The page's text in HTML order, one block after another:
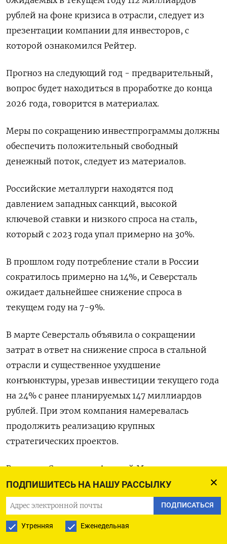
ПОДПИШИТЕСЬ НА НАШУ РАССЫЛКУ
ПОДПИСАТЬСЯ
Утренняя Еженедельная
рублей на ‌фоне кризиса в отрасли, следует из
презентации компании для инвесторов, с
которой ознакомился Рейтер.
Прогноз на следующий год - предварительный,
вопрос будет находиться в проработке до конца
2026 года, говорится в материалах.
Меры по ​сокращению инвестпрограммы должны
обеспечить положительный ​свободный
денежный поток, следует ​из материалов.
Российские ⁠металлурги находятся под
давлением западных санкций, высокой
ключевой ставки и ‌низкого спроса на сталь,
который с 2023 ‌года упал примерно на 30%.
В прошлом году потребление стали в России
сократилось примерно на 14%, ​и Северсталь
ожидает дальнейшее снижение спроса в
текущем году на 7-9%.
В марте ‌Северсталь объявила о сокращении
затрат в ответ на снижение спроса в стальной
отрасли ​и существенное ухудшение
конъюнктуры, урезав инвестиции текущего года
на 24% с ранее планируемых 147 ‌миллиардов
рублей. При этом компания намеревалась
продолжить реализацию крупных
стратегических проектов.
Владелец Северстали Алексей Мордашов в июне
предупредил, что сталелитейной компании
придется резать инвестиции и ​в 2027 году после
того, ​как она попала ‌в ситуацию
«отрицательного кэша».